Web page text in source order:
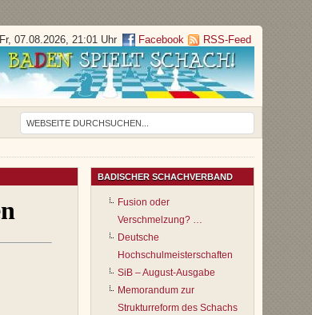
Fr, 07.08.2026, 21:01 Uhr Facebook RSS-Feed
BADISCHER SCHACHVERBAND
Fusion oder
Verschmelzung? …
Deutsche
Hochschulmeisterschaften
SiB – August-Ausgabe
Memorandum zur
Strukturreform des Schachs